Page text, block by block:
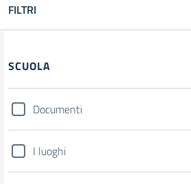
FILTRI
SCUOLA
Documenti
I luoghi